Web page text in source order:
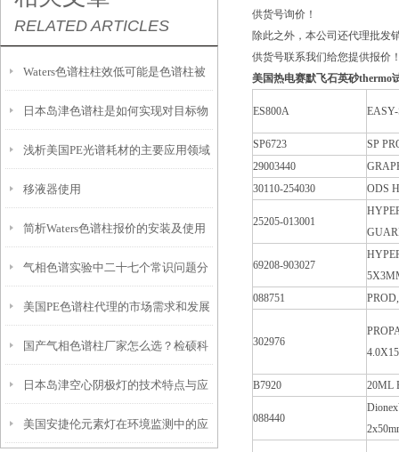
RELATED ARTICLES
Waters色谱柱柱效低可能是色谱柱被
污染、过滤片部分堵塞、色谱柱内的
死体积造成
日本岛津色谱柱是如何实现对目标物
质的分离与纯化的？
浅析美国PE光谱耗材的主要应用领域
和行业
移液器使用
简析Waters色谱柱报价的安装及使用
维护
气相色谱实验中二十七个常识问题分
析
美国PE色谱柱代理的市场需求和发展
前景如何？
国产气相色谱柱厂家怎么选？检硕科
学性价比高 + 售后*指南
日本岛津空心阴极灯的技术特点与应
用
美国安捷伦元素灯在环境监测中的应
供货号询价！
除此之外，本公司还代理批发
供货号联系我们给您提供报价
美国热电赛默飞石英砂thermo
ES800A
SP6723
SP
29003440
30110-254030
ODS
25205-013001
69208-903027
088751
302976
B7920 20ML
088440